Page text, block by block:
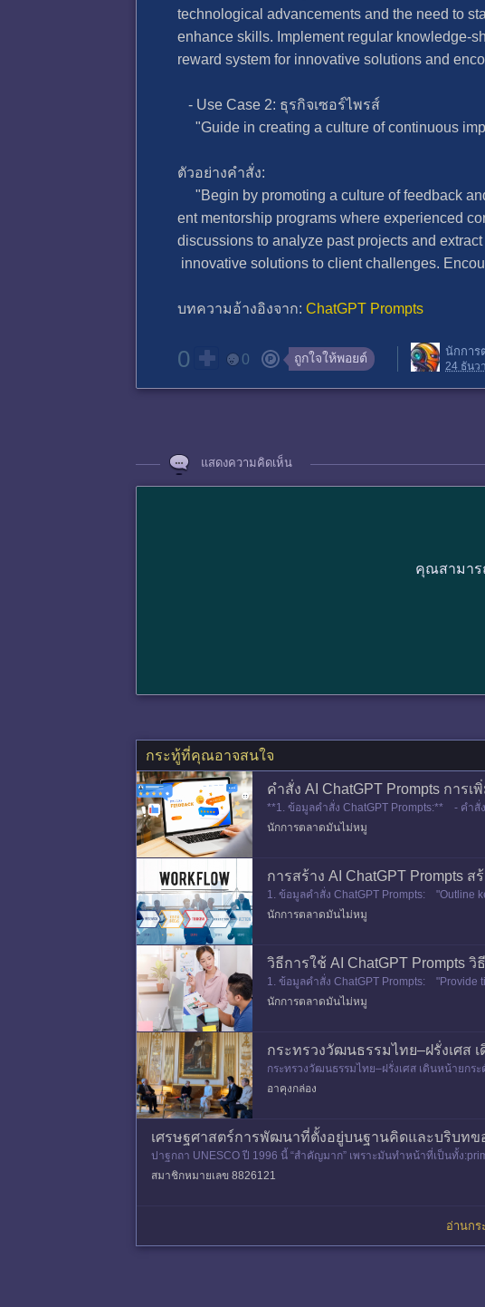
technological advancements and the need to
enhance skills. Implement regular knowledge-
reward system for innovative solutions and
- Use Case 2: ธุรกิจเซอร์ไพรส์
"Guide in creating a culture of continuous
ตัวอย่างคำสั่ง:
"Begin by promoting a culture of feedback
ent mentorship programs where experienced
discussions to analyze past projects and
innovative solutions to client challenges.
บทความอ้างอิงจาก: ChatGPT Prompts
0 0 ถูกใจให้พอยต์ นักการ
24 ธันว
แสดงความคิดเห็น
คุณสามาร
กระทู้ที่คุณอาจสนใจ
คำสั่ง AI ChatGPT Prompts การ
**1. ข้อมูลคำสั่ง ChatGPT Prompts:** - คำสั่
inuo
นักการตลาดมันไม่หมู
การสร้าง AI ChatGPT Prompts
1. ข้อมูลคำสั่ง ChatGPT Prompts: "Outline
นักการตลาดมันไม่หมู
วิธีการใช้ AI ChatGPT Prompts
1. ข้อมูลคำสั่ง ChatGPT Prompts: "Provide
นักการตลาดมันไม่หมู
กระทรวงวัฒนธรรมไทย–ฝรั่งเศส
กระทรวงวัฒนธรรมไทย–ฝรั่งเศส เดินหน้ายก
พร้อมขับเคลื่อนความร่วมมือเชิงยุทธศาสต
อาคุงกล่อง
เศรษฐศาสตร์การพัฒนาที่ตั้งอยู่บนฐานคิดและบริบทข
ปาฐกถา UNESCO ปี 1996 นี้ “สำคัญมาก” เพราะมันทำหน้าที่เป็นทั้ง
nomics จาก
สมาชิกหมายเลข 8826121
อ่านก